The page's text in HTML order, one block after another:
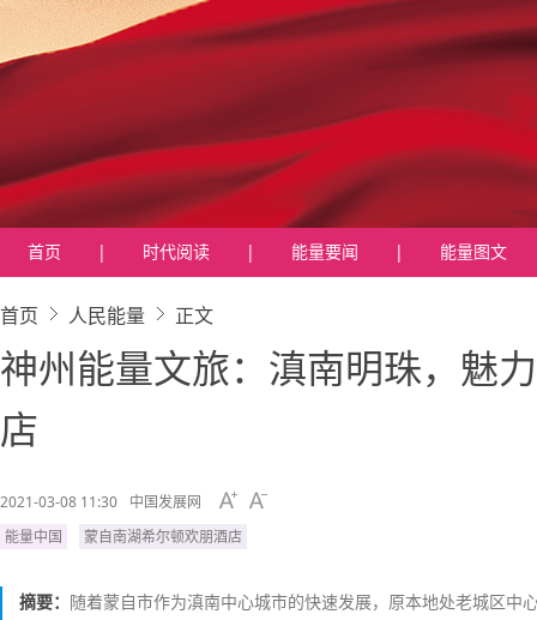
首页 | 时代阅读 | 能量要闻 | 能量图文
首页 人民能量 正文
神州能量文旅：滇南明珠，
店
2021-03-08 11:30
中国发展网
能量中国
蒙自南湖希尔顿欢朋酒店
摘要： 随着蒙自市作为滇南中心城市的快速发展，原本地处老城区中